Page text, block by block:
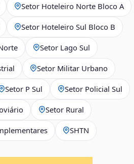
Setor Hoteleiro Norte Bloco A
Setor Hoteleiro Sul Bloco B
Setor Lago Sul
Setor Militar Urbano
Setor P Sul Setor Policial Sul
Setor Rural
SHTN